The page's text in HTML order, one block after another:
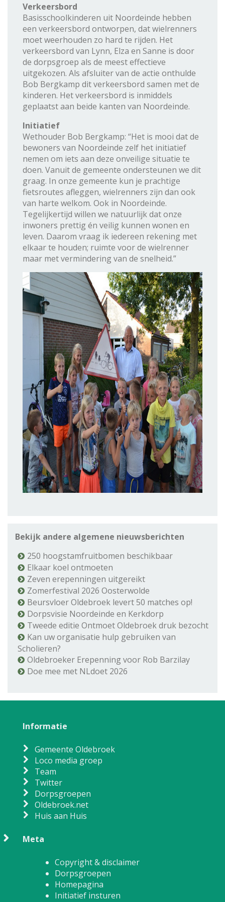
Verkeersbord
Basisschoolkinderen uit Noordeinde hebben
een verkeersbord ontworpen, dat wielrenners
moet weerhouden zo hard te rijden. Het
verkeersbord van Lynn, Elza en Sanne is door
de dorpsgroep als de meest effectieve
uitgekozen. Als afsluiter van de actie onthulde
Bob Bergkamp dit verkeersbord samen met de
kinderen. Het verkeersbord is inmiddels
geplaatst aan beide kanten van Noordeinde.
Initiatief
Wethouder Bob Bergkamp: “Het is mooi dat de
bewoners van Noordeinde zelf het initiatief
nemen om iets aan deze onveilige situatie te
doen. Vanuit de gemeente ondersteunen we dit
graag. In onze gemeente kun je prachtige
fietsroutes afleggen, wielrenners zijn dan ook
van harte welkom. Ook in Noordeinde.
Tegelijkertijd willen we natuurlijk dat onze
inwoners prettig én veilig kunnen wonen en
leven. Daarom vraag ik iedereen rekening met
elkaar te houden; ruimte voor de wielrenner
maar met vermindering van de snelheid.”
Bekijk andere algemene nieuwsberichten
250 hoogstamfruitbomen beschikbaar
Elkaar koel ontmoeten
Zeven erepenningen uitgereikt
Zomerfestival 2026 Oosterwolde
Beursvloer Oldebroek levert 50 matches op!
Dorpsvisie Noordeinde en Kerkdorp
Tweede editie Ontmoet Oldebroek druk bezocht
Kan uw organisatie hulp gebruiken van
Scholieren?
Oldebroeker Erepenning voor Rob Barzilay
Doe mee met NLdoet 2026
Informatie
Gemeente Oldebroek
Loco media groep
Team
Twitter
Dorpsgroepen
Oldebroek.net
Huis aan Huis
Meta
Copyright & disclaimer
Dorpsgroepen
Homepagina
Initiatief insturen